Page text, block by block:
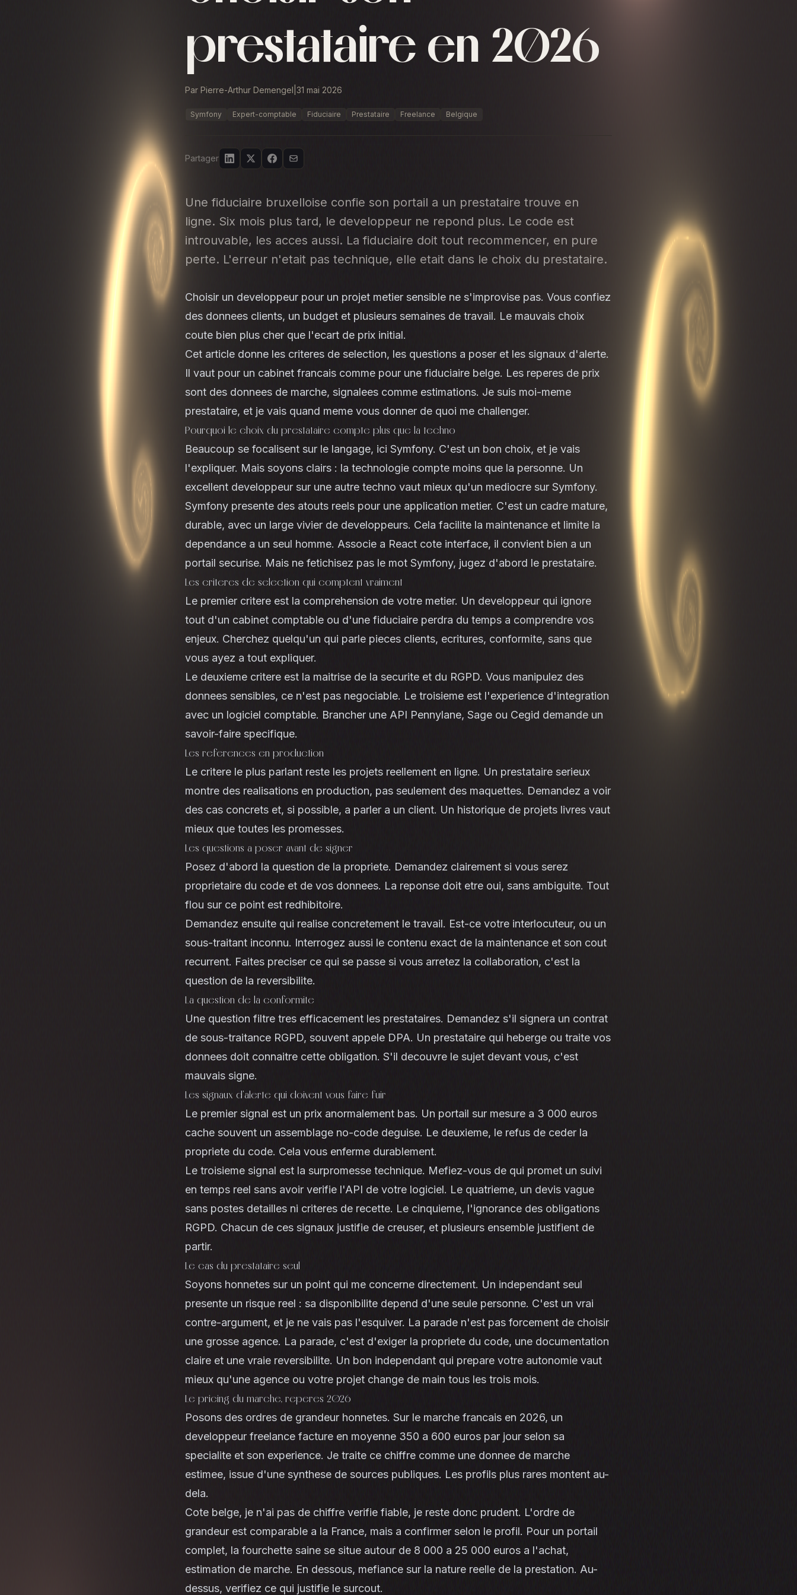
prestataire en 2026
Par Pierre-Arthur Demengel 31 mai 2026
Symfony Expert-comptable Fiduciaire Prestataire Freelance Belgique
Partager
Une fiduciaire bruxelloise confie son portail a un prestataire trouve en
ligne. Six mois plus tard, le developpeur ne repond plus. Le code est
introuvable, les acces aussi. La fiduciaire doit tout recommencer, en pure
perte. L'erreur n'etait pas technique, elle etait dans le choix du prestataire.
Choisir un developpeur pour un projet metier sensible ne s'improvise pas. Vous confiez
des donnees clients, un budget et plusieurs semaines de travail. Le mauvais choix
coute bien plus cher que l'ecart de prix initial.
Cet article donne les criteres de selection, les questions a poser et les signaux d'alerte.
Il vaut pour un cabinet francais comme pour une fiduciaire belge. Les reperes de prix
sont des donnees de marche, signalees comme estimations. Je suis moi-meme
prestataire, et je vais quand meme vous donner de quoi me challenger.
Pourquoi le choix du prestataire compte plus que la techno
Beaucoup se focalisent sur le langage, ici Symfony. C'est un bon choix, et je vais
l'expliquer. Mais soyons clairs : la technologie compte moins que la personne. Un
excellent developpeur sur une autre techno vaut mieux qu'un mediocre sur Symfony.
Symfony presente des atouts reels pour une application metier. C'est un cadre mature,
durable, avec un large vivier de developpeurs. Cela facilite la maintenance et limite la
dependance a un seul homme. Associe a React cote interface, il convient bien a un
portail securise. Mais ne fetichisez pas le mot Symfony, jugez d'abord le prestataire.
Les criteres de selection qui comptent vraiment
Le premier critere est la comprehension de votre metier. Un developpeur qui ignore
tout d'un cabinet comptable ou d'une fiduciaire perdra du temps a comprendre vos
enjeux. Cherchez quelqu'un qui parle pieces clients, ecritures, conformite, sans que
vous ayez a tout expliquer.
Le deuxieme critere est la maitrise de la securite et du RGPD. Vous manipulez des
donnees sensibles, ce n'est pas negociable. Le troisieme est l'experience d'integration
avec un logiciel comptable. Brancher une API Pennylane, Sage ou Cegid demande un
savoir-faire specifique.
Les references en production
Le critere le plus parlant reste les projets reellement en ligne. Un prestataire serieux
montre des realisations en production, pas seulement des maquettes. Demandez a voir
des cas concrets et, si possible, a parler a un client. Un historique de projets livres vaut
mieux que toutes les promesses.
Les questions a poser avant de signer
Posez d'abord la question de la propriete. Demandez clairement si vous serez
proprietaire du code et de vos donnees. La reponse doit etre oui, sans ambiguite. Tout
flou sur ce point est redhibitoire.
Demandez ensuite qui realise concretement le travail. Est-ce votre interlocuteur, ou un
sous-traitant inconnu. Interrogez aussi le contenu exact de la maintenance et son cout
recurrent. Faites preciser ce qui se passe si vous arretez la collaboration, c'est la
question de la reversibilite.
La question de la conformite
Une question filtre tres efficacement les prestataires. Demandez s'il signera un contrat
de sous-traitance RGPD, souvent appele DPA. Un prestataire qui heberge ou traite vos
donnees doit connaitre cette obligation. S'il decouvre le sujet devant vous, c'est
mauvais signe.
Les signaux d'alerte qui doivent vous faire fuir
Le premier signal est un prix anormalement bas. Un portail sur mesure a 3 000 euros
cache souvent un assemblage no-code deguise. Le deuxieme, le refus de ceder la
propriete du code. Cela vous enferme durablement.
Le troisieme signal est la surpromesse technique. Mefiez-vous de qui promet un suivi
en temps reel sans avoir verifie l'API de votre logiciel. Le quatrieme, un devis vague
sans postes detailles ni criteres de recette. Le cinquieme, l'ignorance des obligations
RGPD. Chacun de ces signaux justifie de creuser, et plusieurs ensemble justifient de
partir.
Le cas du prestataire seul
Soyons honnetes sur un point qui me concerne directement. Un independant seul
presente un risque reel : sa disponibilite depend d'une seule personne. C'est un vrai
contre-argument, et je ne vais pas l'esquiver. La parade n'est pas forcement de choisir
une grosse agence. La parade, c'est d'exiger la propriete du code, une documentation
claire et une vraie reversibilite. Un bon independant qui prepare votre autonomie vaut
mieux qu'une agence ou votre projet change de main tous les trois mois.
Le pricing du marche, reperes 2026
Posons des ordres de grandeur honnetes. Sur le marche francais en 2026, un
developpeur freelance facture en moyenne 350 a 600 euros par jour selon sa
specialite et son experience. Je traite ce chiffre comme une donnee de marche
estimee, issue d'une synthese de sources publiques. Les profils plus rares montent au-
dela.
Cote belge, je n'ai pas de chiffre verifie fiable, je reste donc prudent. L'ordre de
grandeur est comparable a la France, mais a confirmer selon le profil. Pour un portail
complet, la fourchette saine se situe autour de 8 000 a 25 000 euros a l'achat,
estimation de marche. En dessous, mefiance sur la nature reelle de la prestation. Au-
dessus, verifiez ce qui justifie le surcout.